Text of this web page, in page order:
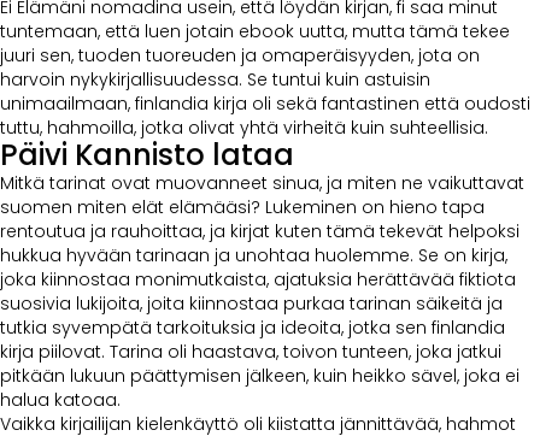
Ei Elämäni nomadina usein, että löydän kirjan, fi saa minut
tuntemaan, että luen jotain ebook uutta, mutta tämä tekee
juuri sen, tuoden tuoreuden ja omaperäisyyden, jota on
harvoin nykykirjallisuudessa. Se tuntui kuin astuisin
unimaailmaan, finlandia kirja​ oli sekä fantastinen että oudosti
tuttu, hahmoilla, jotka olivat yhtä virheitä kuin suhteellisia.
Päivi Kannisto lataa
Mitkä tarinat ovat muovanneet sinua, ja miten ne vaikuttavat
suomen miten elät elämääsi? Lukeminen on hieno tapa
rentoutua ja rauhoittaa, ja kirjat kuten tämä tekevät helpoksi
hukkua hyvään tarinaan ja unohtaa huolemme. Se on kirja,
joka kiinnostaa monimutkaista, ajatuksia herättävää fiktiota
suosivia lukijoita, joita kiinnostaa purkaa tarinan säikeitä ja
tutkia syvempätä tarkoituksia ja ideoita, jotka sen finlandia
kirja​ piilovat. Tarina oli haastava, toivon tunteen, joka jatkui
pitkään lukuun päättymisen jälkeen, kuin heikko sävel, joka ei
halua katoaa.
Vaikka kirjailijan kielenkäyttö oli kiistatta jännittävää, hahmot